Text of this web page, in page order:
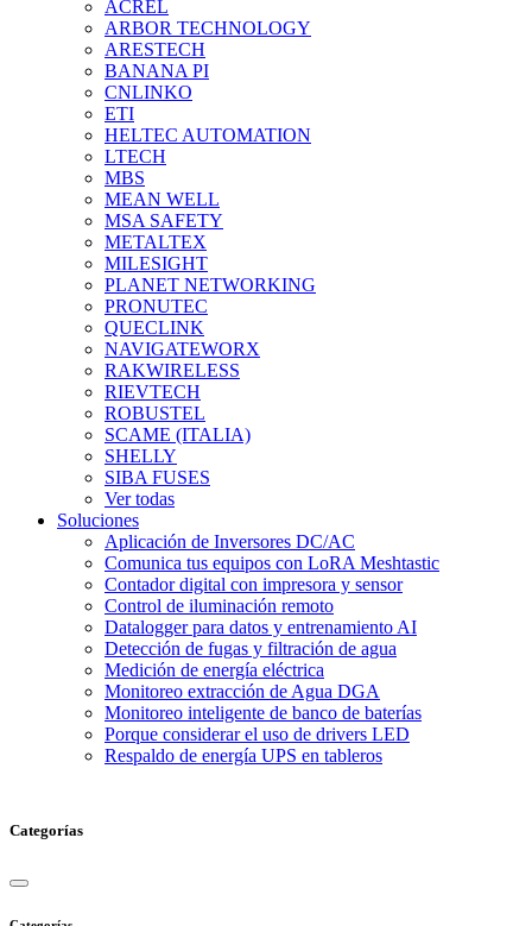
ACREL
ARBOR TECHNOLOGY
ARESTECH
BANANA PI
CNLINKO
ETI
HELTEC AUTOMATION
LTECH
MBS
MEAN WELL
MSA SAFETY
METALTEX
MILESIGHT
PLANET NETWORKING
PRONUTEC
QUECLINK
NAVIGATEWORX
RAKWIRELESS
RIEVTECH
ROBUSTEL
SCAME (ITALIA)
SHELLY
SIBA FUSES
Ver todas
Soluciones
Aplicación de Inversores DC/AC
Comunica tus equipos con LoRA Meshtastic
Contador digital con impresora y sensor
Control de iluminación remoto
Datalogger para datos y entrenamiento AI
Detección de fugas y filtración de agua
Medición de energía eléctrica
Monitoreo extracción de Agua DGA
Monitoreo inteligente de banco de baterías
Porque considerar el uso de drivers LED
Respaldo de energía UPS en tableros
Categorías